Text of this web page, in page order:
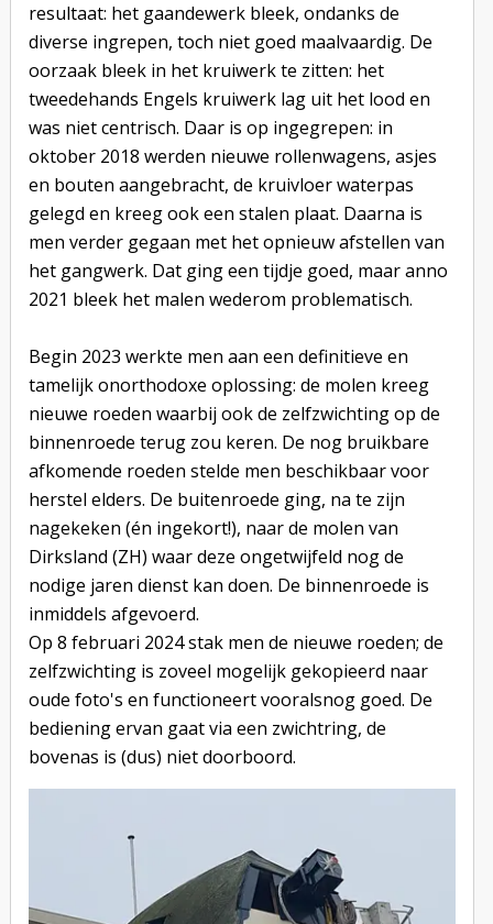
resultaat: het gaandewerk bleek, ondanks de
diverse ingrepen, toch niet goed maalvaardig. De
oorzaak bleek in het kruiwerk te zitten: het
tweedehands Engels kruiwerk lag uit het lood en
was niet centrisch. Daar is op ingegrepen: in
oktober 2018 werden nieuwe rollenwagens, asjes
en bouten aangebracht, de kruivloer waterpas
gelegd en kreeg ook een stalen plaat. Daarna is
men verder gegaan met het opnieuw afstellen van
het gangwerk. Dat ging een tijdje goed, maar anno
2021 bleek het malen wederom problematisch.
Begin 2023 werkte men aan een definitieve en
tamelijk onorthodoxe oplossing: de molen kreeg
nieuwe roeden waarbij ook de zelfzwichting op de
binnenroede terug zou keren. De nog bruikbare
afkomende roeden stelde men beschikbaar voor
herstel elders. De buitenroede ging, na te zijn
nagekeken (én ingekort!), naar de molen van
Dirksland (ZH) waar deze ongetwijfeld nog de
nodige jaren dienst kan doen. De binnenroede is
inmiddels afgevoerd.
Op 8 februari 2024 stak men de nieuwe roeden; de
zelfzwichting is zoveel mogelijk gekopieerd naar
oude foto's en functioneert vooralsnog goed. De
bediening ervan gaat via een zwichtring, de
bovenas is (dus) niet doorboord.